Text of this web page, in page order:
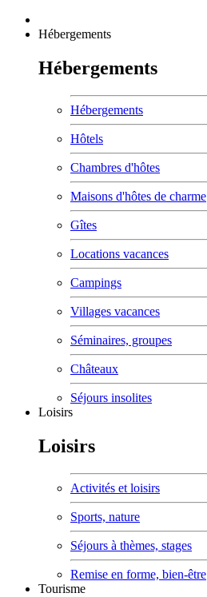
Hébergements
Hébergements
Hébergements
Hôtels
Chambres d'hôtes
Maisons d'hôtes de charme
Gîtes
Locations vacances
Campings
Villages vacances
Séminaires, groupes
Châteaux
Séjours insolites
Loisirs
Loisirs
Activités et loisirs
Sports, nature
Séjours à thèmes, stages
Remise en forme, bien-être
Tourisme